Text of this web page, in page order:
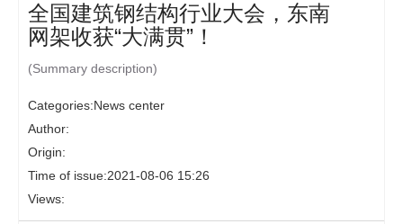
全国建筑钢结构行业大会，东南
网架收获“大满贯”！
(Summary description)
Categories:News center
Author:
Origin:
Time of issue:2021-08-06 15:26
Views: